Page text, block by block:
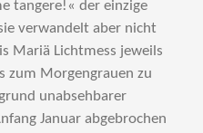
tangere!« der einzige
verwandelt aber nicht
Mariä Lichtmess jeweils
zum Morgengrauen zu
unabsehbarer
Januar abgebrochen